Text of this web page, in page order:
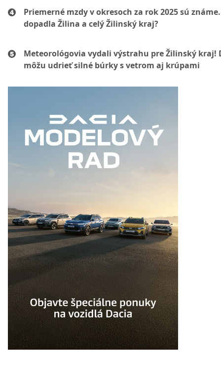
Priemerné mzdy v okresoch za rok 2025 sú
dopadla Žilina a celý Žilinský kraj?
Meteorológovia vydali výstrahu pre Žilinský kraj!
môžu udrieť silné búrky s vetrom aj krúpami